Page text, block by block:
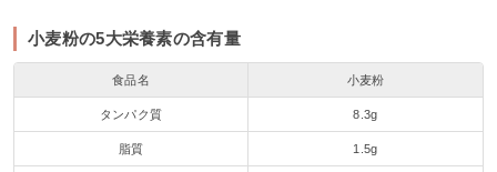
小麦粉の5大栄養素の含有量
食品名 小麦粉
タンパク質 8.3g
脂質 1.5g